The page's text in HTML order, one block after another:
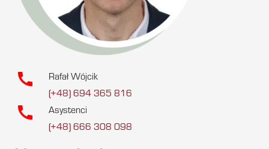
call
Rafał Wójcik
(+48) 694 365 816
call
Asystenci
(+48) 666 308 098